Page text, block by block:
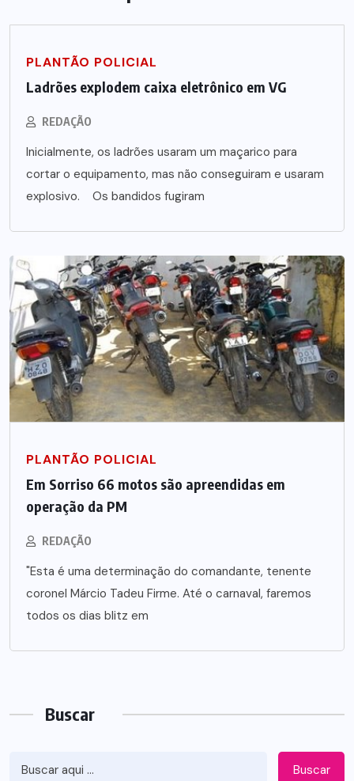
PLANTÃO POLICIAL
Ladrões explodem caixa eletrônico em VG
REDAÇÃO
Inicialmente, os ladrões usaram um maçarico para
cortar o equipamento, mas não conseguiram e usaram
explosivo. Os bandidos fugiram
PLANTÃO POLICIAL
Em Sorriso 66 motos são apreendidas em
operação da PM
REDAÇÃO
"Esta é uma determinação do comandante, tenente
coronel Márcio Tadeu Firme. Até o carnaval, faremos
todos os dias blitz em
Buscar
Buscar